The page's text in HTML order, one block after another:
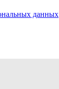
данных